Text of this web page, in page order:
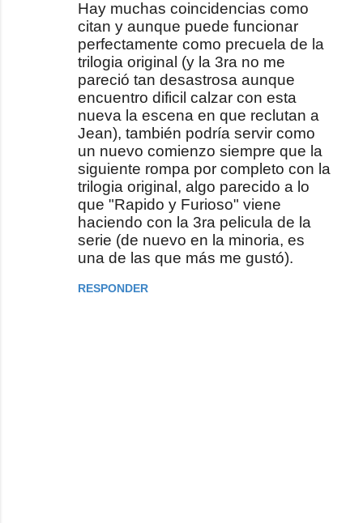
Hay muchas coincidencias como
citan y aunque puede funcionar
perfectamente como precuela de la
trilogia original (y la 3ra no me
pareció tan desastrosa aunque
encuentro dificil calzar con esta
nueva la escena en que reclutan a
Jean), también podría servir como
un nuevo comienzo siempre que la
siguiente rompa por completo con la
trilogia original, algo parecido a lo
que "Rapido y Furioso" viene
haciendo con la 3ra pelicula de la
serie (de nuevo en la minoria, es
una de las que más me gustó).
RESPONDER